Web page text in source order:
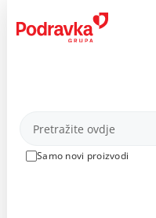
content
Proizvodi
Samo novi proizvodi